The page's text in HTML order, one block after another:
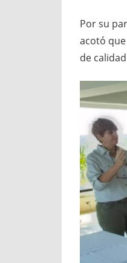
Por su
acotó
de